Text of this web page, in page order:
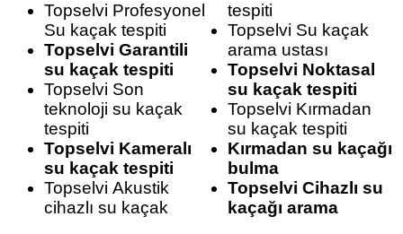
Topselvi Profesyonel
Su kaçak tespiti
Topselvi Garantili
su kaçak tespiti
Topselvi Son
teknoloji su kaçak
tespiti
Topselvi Kameralı
su kaçak tespiti
Topselvi Akustik
cihazlı su kaçak
tespiti
Topselvi Su kaçak
arama ustası
Topselvi Noktasal
su kaçak tespiti
Topselvi Kırmadan
su kaçak tespiti
Kırmadan su kaçağı
bulma
Topselvi Cihazlı su
kaçağı arama